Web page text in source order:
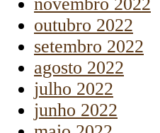
outubro 2022
setembro 2022
agosto 2022
julho 2022
junho 2022